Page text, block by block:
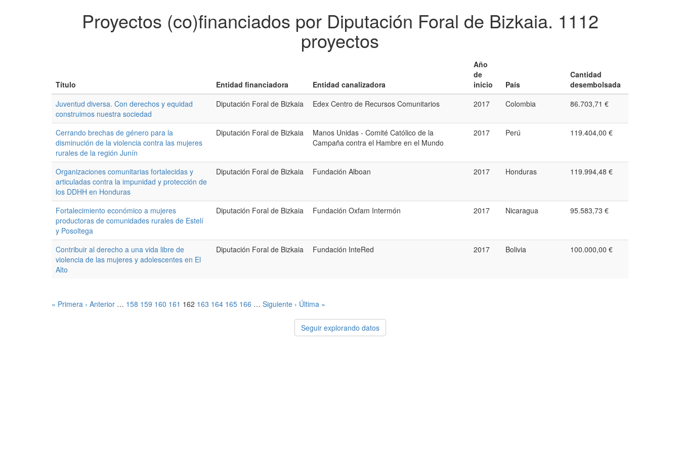
Proyectos (co)financiados por Diputación Foral de Bizkaia. 1112
proyectos
Título Entidad financiadora Entidad canalizadora
Año
de
inicio
País
Cantidad
desembolsada
Juventud diversa. Con derechos y equidad
construimos nuestra sociedad
Diputación Foral de Bizkaia Edex Centro de Recursos Comunitarios 2017 Colombia 86.703,71 €
Cerrando brechas de género para la
disminución de la violencia contra las mujeres
rurales de la región Junín
Diputación Foral de Bizkaia
Manos Unidas - Comité Católico de la
Campaña contra el Hambre en el Mundo
2017 Perú 119.404,00 €
Organizaciones comunitarias fortalecidas y
articuladas contra la impunidad y protección de
los DDHH en Honduras
Diputación Foral de Bizkaia Fundación Alboan 2017 Honduras 119.994,48 €
Fortalecimiento económico a mujeres
productoras de comunidades rurales de Estelí
y Posoltega
Diputación Foral de Bizkaia Fundación Oxfam Intermón 2017 Nicaragua 95.583,73 €
Contribuir al derecho a una vida libre de
violencia de las mujeres y adolescentes en El
Alto
Diputación Foral de Bizkaia Fundación InteRed 2017 Bolivia 100.000,00 €
« Primera ‹ Anterior … 158 159 160 161 162 163 164 165 166 … Siguiente › Última »
Seguir explorando datos